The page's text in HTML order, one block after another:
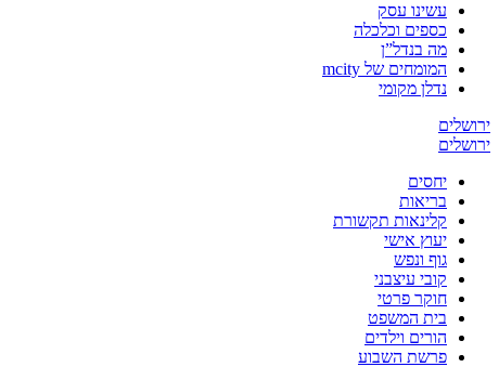
עשינו עסק
כספים וכלכלה
מה בנדל”ן
המומחים של mcity
נדלן מקומי
ירושלים
ירושלים
יחסים
בריאות
קלינאות תקשורת
יעוץ אישי
גוף ונפש
קובי עיצבני
חוקר פרטי
בית המשפט
הורים וילדים
פרשת השבוע